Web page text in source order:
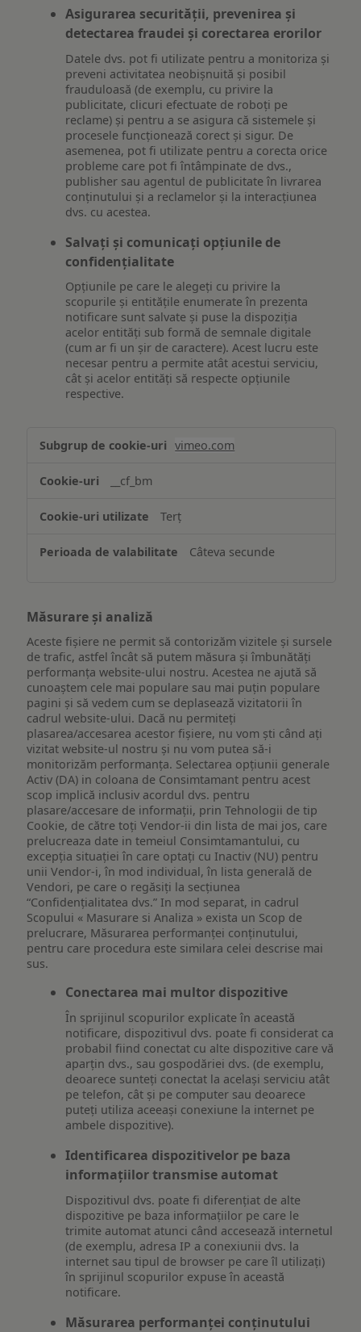
Asigurarea securității, prevenirea și
detectarea fraudei și corectarea erorilor
Datele dvs. pot fi utilizate pentru a monitoriza și
preveni activitatea neobișnuită și posibil
frauduloasă (de exemplu, cu privire la
publicitate, clicuri efectuate de roboți pe
reclame) și pentru a se asigura că sistemele și
procesele funcționează corect și sigur. De
asemenea, pot fi utilizate pentru a corecta orice
probleme care pot fi întâmpinate de dvs.,
publisher sau agentul de publicitate în livrarea
conținutului și a reclamelor și la interacțiunea
dvs. cu acestea.
Salvați și comunicați opțiunile de
confidențialitate
Opțiunile pe care le alegeți cu privire la
scopurile și entitățile enumerate în prezenta
notificare sunt salvate și puse la dispoziția
acelor entități sub formă de semnale digitale
(cum ar fi un șir de caractere). Acest lucru este
necesar pentru a permite atât acestui serviciu,
cât și acelor entități să respecte opțiunile
respective.
Asigurarea
funcționalităților
website-
ului
vimeo.com
__cf_bm
Terț
Câteva secunde
Măsurare și analiză
Aceste fișiere ne permit să contorizăm vizitele și sursele
de trafic, astfel încât să putem măsura și îmbunătăți
performanța website-ului nostru. Acestea ne ajută să
cunoaștem cele mai populare sau mai puțin populare
pagini și să vedem cum se deplasează vizitatorii în
cadrul website-ului. Dacă nu permiteți
plasarea/accesarea acestor fișiere, nu vom ști când ați
vizitat website-ul nostru și nu vom putea să-i
monitorizăm performanța. Selectarea opțiunii generale
Activ (DA) in coloana de Consimtamant pentru acest
scop implică inclusiv acordul dvs. pentru
plasare/accesare de informații, prin Tehnologii de tip
Cookie, de către toți Vendor-ii din lista de mai jos, care
prelucreaza date in temeiul Consimtamantului, cu
excepția situației în care optați cu Inactiv (NU) pentru
unii Vendor-i, în mod individual, în lista generală de
Vendori, pe care o regăsiți la secțiunea
“Confidențialitatea dvs.” In mod separat, in cadrul
Scopului « Masurare si Analiza » exista un Scop de
prelucrare, Măsurarea performanței conținutului,
pentru care procedura este similara celei descrise mai
sus.
Conectarea mai multor dispozitive
În sprijinul scopurilor explicate în această
notificare, dispozitivul dvs. poate fi considerat ca
probabil fiind conectat cu alte dispozitive care vă
aparțin dvs., sau gospodăriei dvs. (de exemplu,
deoarece sunteți conectat la același serviciu atât
pe telefon, cât și pe computer sau deoarece
puteți utiliza aceeași conexiune la internet pe
ambele dispozitive).
Identificarea dispozitivelor pe baza
informațiilor transmise automat
Dispozitivul dvs. poate fi diferențiat de alte
dispozitive pe baza informațiilor pe care le
trimite automat atunci când accesează internetul
(de exemplu, adresa IP a conexiunii dvs. la
internet sau tipul de browser pe care îl utilizați)
în sprijinul scopurilor expuse în această
notificare.
Măsurarea performanței conținutului